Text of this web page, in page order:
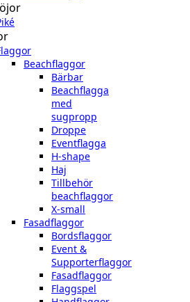
Beachflaggor
Bärbar
Beachflagga
med
sugpropp
Droppe
Eventflagga
H-shape
Haj
Tillbehör
beachflaggor
X-small
Fasadflaggor
Bordsflaggor
Event &
Supporterflaggor
Fasadflaggor
Flaggspel